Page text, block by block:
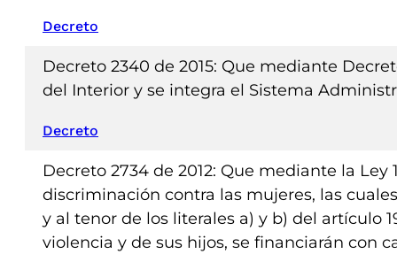
Decreto
Decreto 2340 de 2015: Que mediante
del Interior y se integra el Sistema
Decreto
Decreto 2734 de 2012: Que mediante la
discriminación contra las mujeres, las
y al tenor de los literales a) y b) del artículo
violencia y de sus hijos, se financiarán con